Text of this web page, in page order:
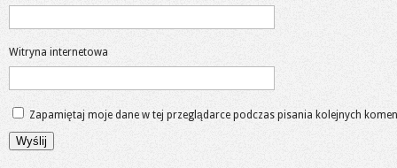
Witryna internetowa
Zapamiętaj moje dane w tej przeglądarce podczas pisania kolejnych